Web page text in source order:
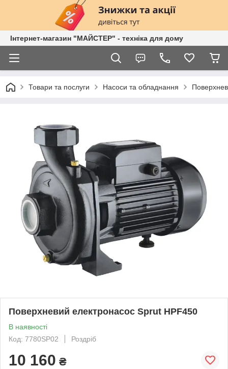
Інтернет-магазин "МАЙСТЕР" - техніка для дому
Товари та послуги Насоси та обладнання
Поверхневий електронасос Sprut HPF450
В наявності
Код: 7780SP02
Роздріб
10 160 ₴